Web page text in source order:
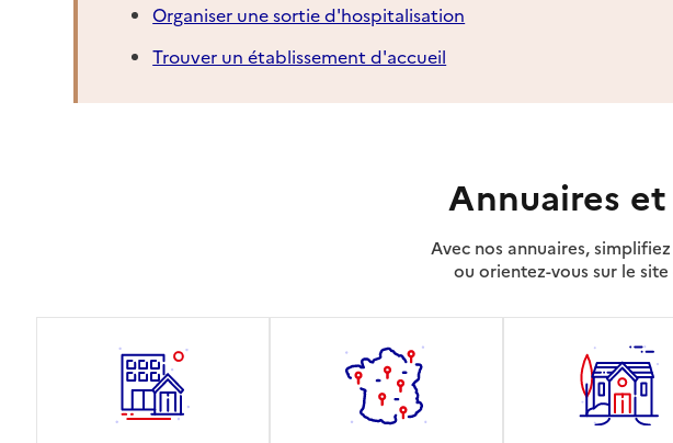
Voir la fiche
Source des données : Finess n° 060788197
Organiser une sortie d'hospitalisation
Trouver un établissement d'accueil
Annuaires
Avec nos annuaires,
ou orientez-vous sur le